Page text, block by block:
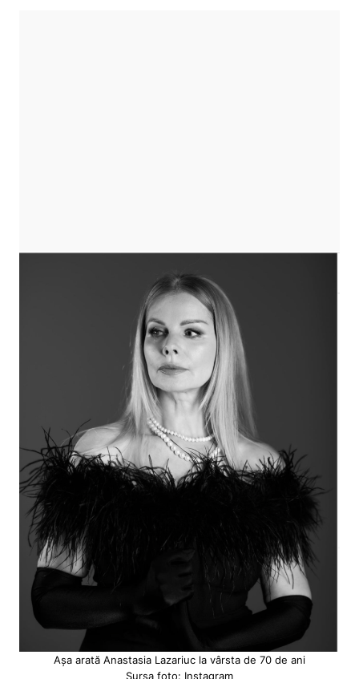
Așa arată Anastasia Lazariuc la vârsta de 70 de ani
Sursa foto: Instagram